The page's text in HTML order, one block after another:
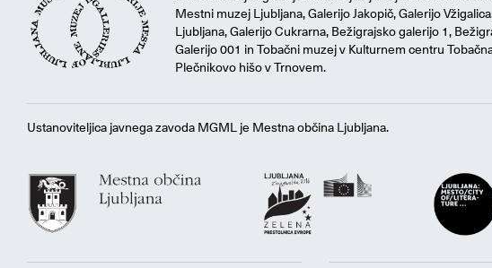
Mestni muzej Ljubljana, Galerijo Jakopič, Galerijo
Ljubljana, Galerijo Cukrarna, Bežigrajsko galerijo 1,
Galerijo 001 in Tobačni muzej v Kulturnem centru
Plečnikovo hišo v Trnovem.
Ustanoviteljica javnega zavoda MGML je Mestna občina Ljubljana.